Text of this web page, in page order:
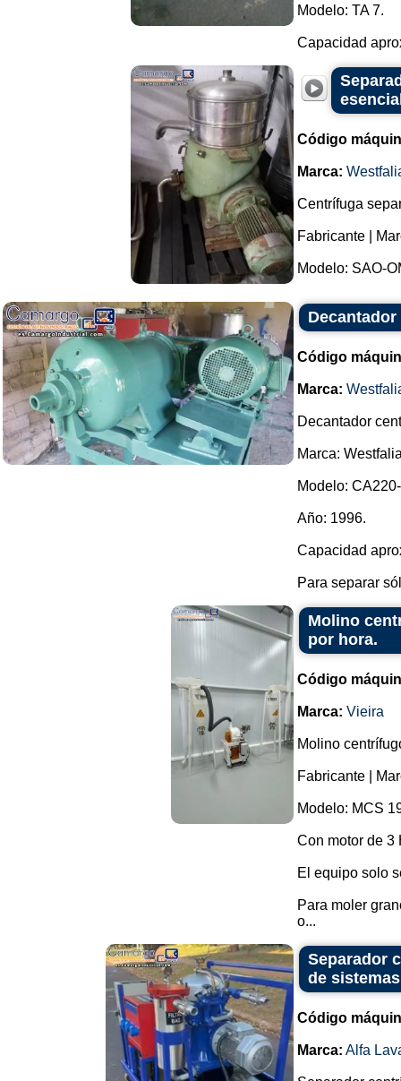
Modelo: TA 7.
Capacidad
Código
Marca:
Centrífuga
Fabricante |
Modelo: SAO-
Código
Marca:
Decantador
Marca:
Modelo:
Año: 1996.
Capacidad
Para separar
Molino
por hora.
Código
Marca: Vieira
Molino
Fabricante |
Modelo: MCS
Con motor de 3
El equipo solo
Para moler
o...
Separador
de
Código
Marca: Alfa